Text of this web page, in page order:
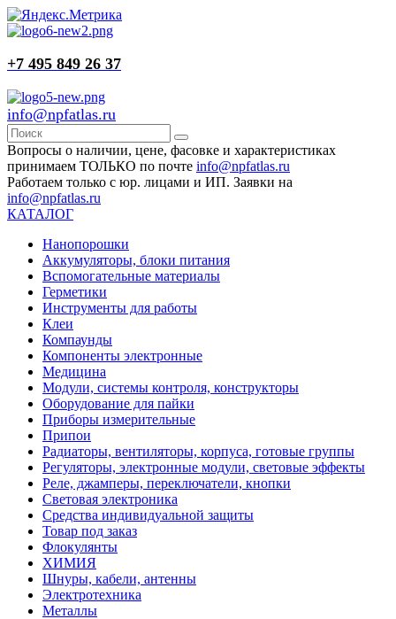
+7 495 849 26 37
info@npfatlas.ru
Вопросы о наличии, цене, фасовке и характеристиках
принимаем ТОЛЬКО по почте info@npfatlas.ru
Работаем только с юр. лицами и ИП. Заявки на
info@npfatlas.ru
КАТАЛОГ
Нанопорошки
Аккумуляторы, блоки питания
Вспомогательные материалы
Герметики
Инструменты для работы
Клеи
Компаунды
Компоненты электронные
Медицина
Модули, системы контроля, конструкторы
Оборудование для пайки
Приборы измерительные
Припои
Радиаторы, вентиляторы, корпуса, готовые группы
Регуляторы, электронные модули, световые эффекты
Реле, джамперы, переключатели, кнопки
Световая электроника
Средства индивидуальной защиты
Товар под заказ
Флокулянты
ХИМИЯ
Шнуры, кабели, антенны
Электротехника
Металлы